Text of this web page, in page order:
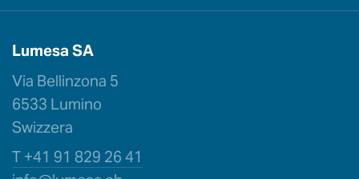
Lumesa SA
Via Bellinzona 5
6533 Lumino
Swizzera
T +41 91 829 26 41